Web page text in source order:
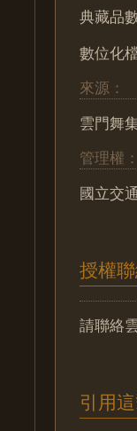
典藏品
數位化
來源：
雲門舞
管理權：
國立交
授權
請聯絡
引用